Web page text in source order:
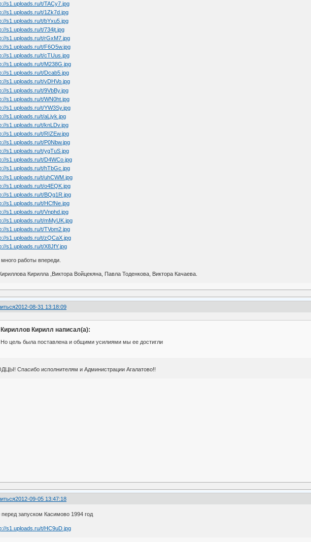
работы впереди.
Кирилла ,Виктора Войцекяна, Павла Тоденкова, Виктора Качаева.
2012-08-31 13:18:09
Кириллов Кирилл написал(а):
Но цель была поставлена и общими усилиями мы ее достигли
Спасибо исполнителям и Администрации Агалатово!!
2012-09-05 13:47:18
запуском Касимово 1994 год